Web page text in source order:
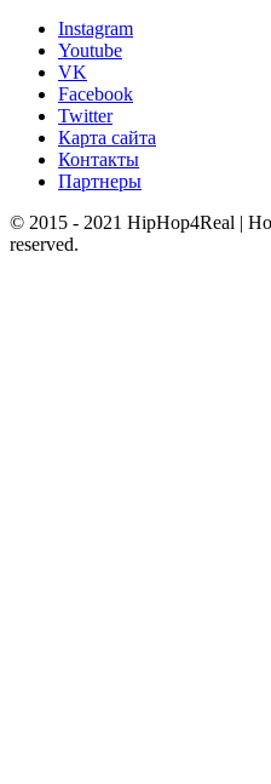
Instagram
Youtube
VK
Facebook
Twitter
Карта сайта
Контакты
Партнеры
© 2015 - 2021 HipHop4Real |
reserved.